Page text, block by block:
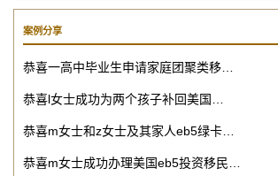
案例分享
恭喜一高中毕业生申请家庭团聚类移…
恭喜l女士成功为两个孩子补回美国…
恭喜m女士和z女士及其家人eb5绿卡…
恭喜m女士成功办理美国eb5投资移民…